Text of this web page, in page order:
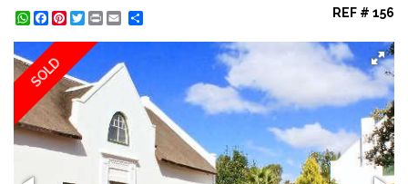
WhatsApp
Facebook
Pinterest
Twitter
Print REF # 156
SOLD